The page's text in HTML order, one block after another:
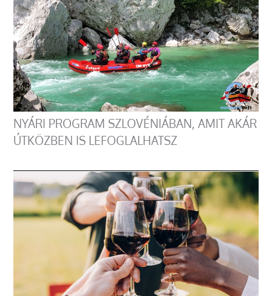
NYÁRI PROGRAM SZLOVÉNIÁBAN, AMIT AKÁR
ÚTKÖZBEN IS LEFOGLALHATSZ